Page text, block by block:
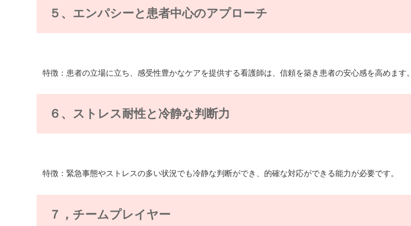
５、エンパシーと患者中心のアプローチ
特徴：患者の立場に立ち、感受性豊かなケアを提供する看護師は、信頼を築き患者の安心感を高めます。
６、ストレス耐性と冷静な判断力
特徴：緊急事態やストレスの多い状況でも冷静な判断ができ、的確な対応ができる能力が必要です。
７，チームプレイヤー